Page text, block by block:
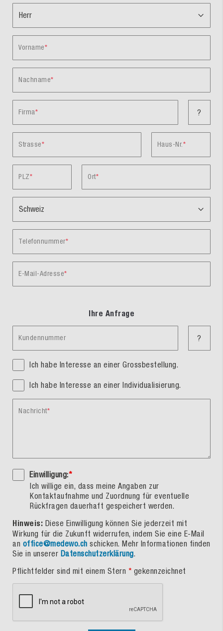
Vorname
Nachname
Firma ?
Strasse Haus-Nr.
PLZ Ort
Telefonnummer
E-Mail-Adresse
Ihre Anfrage
Kundennummer ?
Ich habe Interesse an einer Grossbestellung.
Ich habe Interesse an einer Individualisierung.
Nachricht
Einwilligung:*
Ich willige ein, dass meine Angaben zur
Kontaktaufnahme und Zuordnung für eventuelle
Rückfragen dauerhaft gespeichert werden.
Hinweis: Diese Einwilligung können Sie jederzeit mit
Wirkung für die Zukunft widerrufen, indem Sie eine E-Mail
an office@medewo.ch schicken. Mehr Informationen finden
Sie in unserer Datenschutzerklärung.
Pflichtfelder sind mit einem Stern * gekennzeichnet